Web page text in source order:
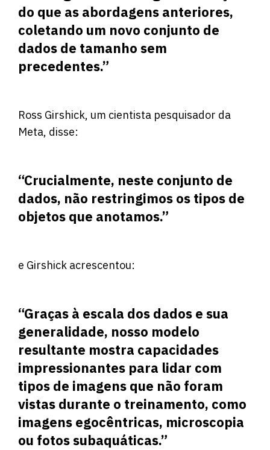
do que as abordagens anteriores,
coletando um novo conjunto de
dados de tamanho sem
precedentes.”
Ross Girshick, um cientista pesquisador da
Meta, disse:
“Crucialmente, neste conjunto de
dados, não restringimos os tipos de
objetos que anotamos.”
e Girshick acrescentou:
“Graças à escala dos dados e sua
generalidade, nosso modelo
resultante mostra capacidades
impressionantes para lidar com
tipos de imagens que não foram
vistas durante o treinamento, como
imagens egocêntricas, microscopia
ou fotos subaquáticas.”